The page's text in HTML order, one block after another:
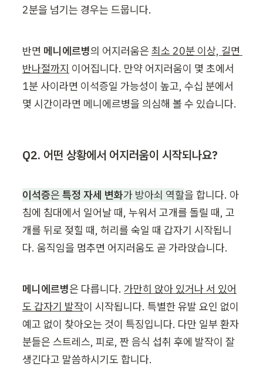
2분을 넘기는 경우는 드뭅니다.
반면 메니에르병의 어지러움은 최소 20분 이상, 길면
반나절까지 이어집니다. 만약 어지러움이 몇 초에서
1분 사이라면 이석증일 가능성이 높고, 수십 분에서
몇 시간이라면 메니에르병을 의심해 볼 수 있습니다.
Q2. 어떤 상황에서 어지러움이 시작되나요?
이석증은 특정 자세 변화가 방아쇠 역할을 합니다. 아
침에 침대에서 일어날 때, 누워서 고개를 돌릴 때, 고
개를 뒤로 젖힐 때, 허리를 숙일 때 갑자기 시작됩니
다. 움직임을 멈추면 어지러움도 곧 가라앉습니다.
메니에르병은 다릅니다. 가만히 앉아 있거나 서 있어
도 갑자기 발작이 시작됩니다. 특별한 유발 요인 없이
예고 없이 찾아오는 것이 특징입니다. 다만 일부 환자
분들은 스트레스, 피로, 짠 음식 섭취 후에 발작이 잘
생긴다고 말씀하시기도 합니다.